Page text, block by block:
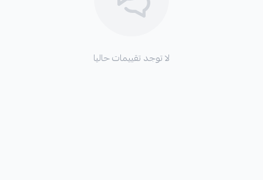
لا توجد تقييمات حاليا